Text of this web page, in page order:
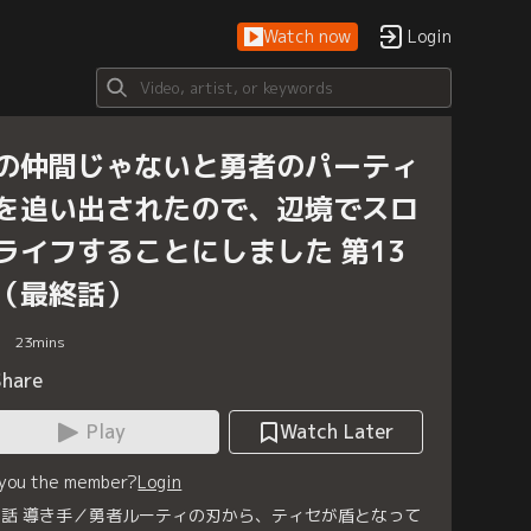
Watch now Login
仲間じゃないと勇者のパーティ
追い出されたので、辺境でスロ
イフすることにしました 第13
最終話）
23mins
Play
Watch Later
the member?Login
導き手／勇者ルーティの刃から、ティセが盾となって